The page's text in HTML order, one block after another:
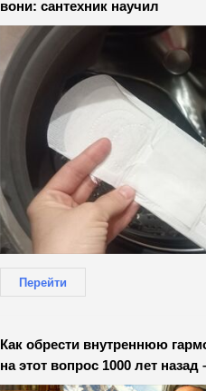
вони: сантехник научил
Перейти
Как обрести внутреннюю
на этот вопрос 1000 лет назад